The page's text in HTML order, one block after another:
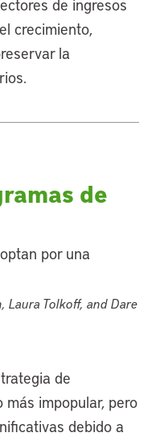
de ingresos
crecimiento,
la
de
por una
Laura Tolkoff, and Dare
de
impopular, pero
debido a